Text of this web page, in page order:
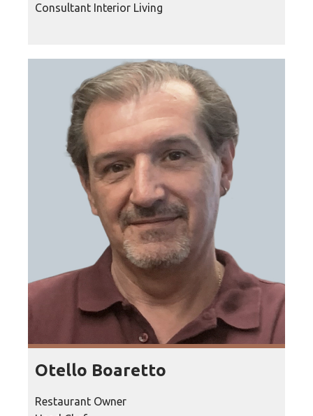
Consultant Interior Living
Otello Boaretto
Restaurant Owner